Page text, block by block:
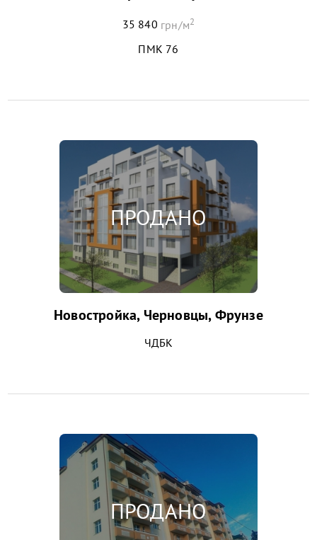
35 840 грн/м2
ПМК 76
Новостройка, Черновцы, Фрунзе
ЧДБК